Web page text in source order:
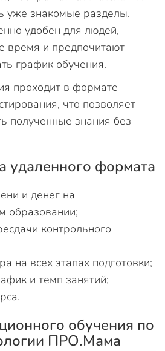
уже знакомые разделы.
удобен для людей,
время и предпочитают
график обучения.
проходит в формате
что позволяет
полученные знания без
удаленного формата
и денег на
образовании;
контрольного
на всех этапах подготовки;
и темп занятий;
обучения по
ПРО.Мама